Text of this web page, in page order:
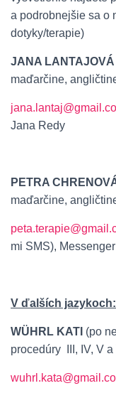
a podrobnejšie sa o
dotyky/terapie)
JANA LANTAJOVÁ
maďarčine,
Jana Redy
PETRA
maďarčine,
mi SMS),
V ďalších jazykoch:
WÜHRL KATI (po
procedúry III, IV, V